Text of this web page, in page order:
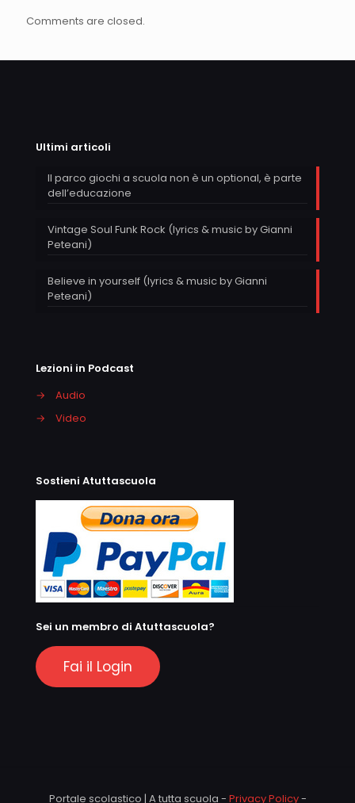
Comments are closed.
Ultimi articoli
Il parco giochi a scuola non è un optional, è parte
dell’educazione
Vintage Soul Funk Rock (lyrics & music by Gianni
Peteani)
Believe in yourself (lyrics & music by Gianni
Peteani)
Lezioni in Podcast
→
Audio
→
Video
Sostieni Atuttascuola
Sei un membro di Atuttascuola?
Fai il Login
Portale scolastico | A tutta scuola - Privacy Policy-